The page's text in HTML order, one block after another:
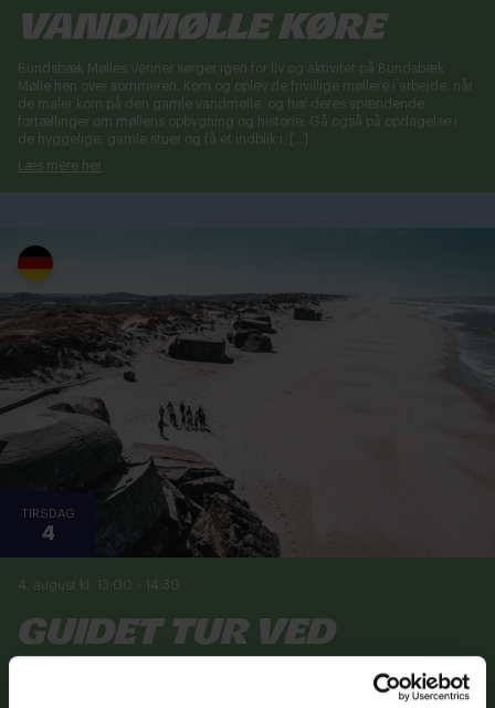
vandmølle køre
Bundsbæk Mølles Venner sørger igen for liv og aktivitet på Bundsbæk
Mølle hen over sommeren. Kom og oplev de frivillige møllere i arbejde, når
de maler korn på den gamle vandmølle, og hør deres spændende
fortællinger om møllens opbygning og historie. Gå også på opdagelse i
de hyggelige, gamle stuer og få et indblik i, […]
Læs mere her
TIRSDAG
4
4. august kl. 13:00 - 14:30
Guidet tur ved
Houvigfæstningen